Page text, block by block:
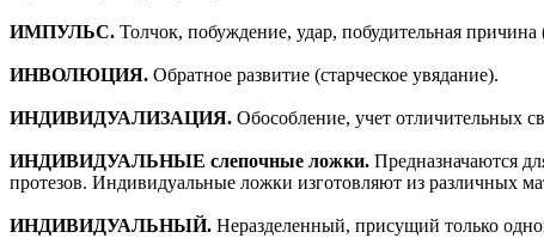
ИМПУЛЬС. Толчок, побуждение, удар, побудительная
ИНВОЛЮЦИЯ. Обратное развитие (старческое увядание).
ИНДИВИДУАЛИЗАЦИЯ. Обособление, учет отличительных
ИНДИВИДУАЛЬНЫЕ слепочные ложки. Предназначаются
протезов. Индивидуальные ложки изготовляют из различных
ИНДИВИДУАЛЬНЫЙ. Неразделенный, присущий только